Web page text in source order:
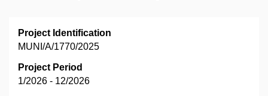
Project Identification
MUNI/A/1770/2025
Project Period
1/2026 - 12/2026